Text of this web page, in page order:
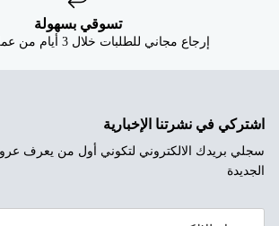
تسوقي بسهولة
إرجاع مجاني للطلبات خلال 3 أيام من عملية الشراء
اشتركي في نشرتنا الإخبارية
سجلي بريدك الالكتروني لتكوني أول من يعرف
الجديدة